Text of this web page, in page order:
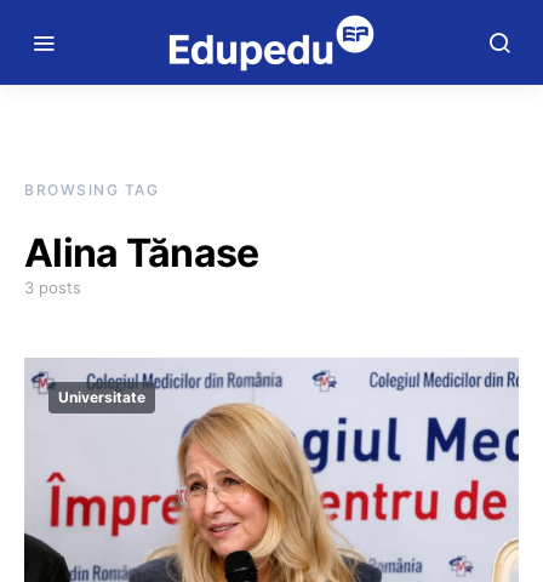
BROWSING TAG
Alina Tănase
3 posts
Universitate